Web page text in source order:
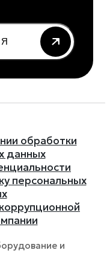
обработки
данных
персональных
и